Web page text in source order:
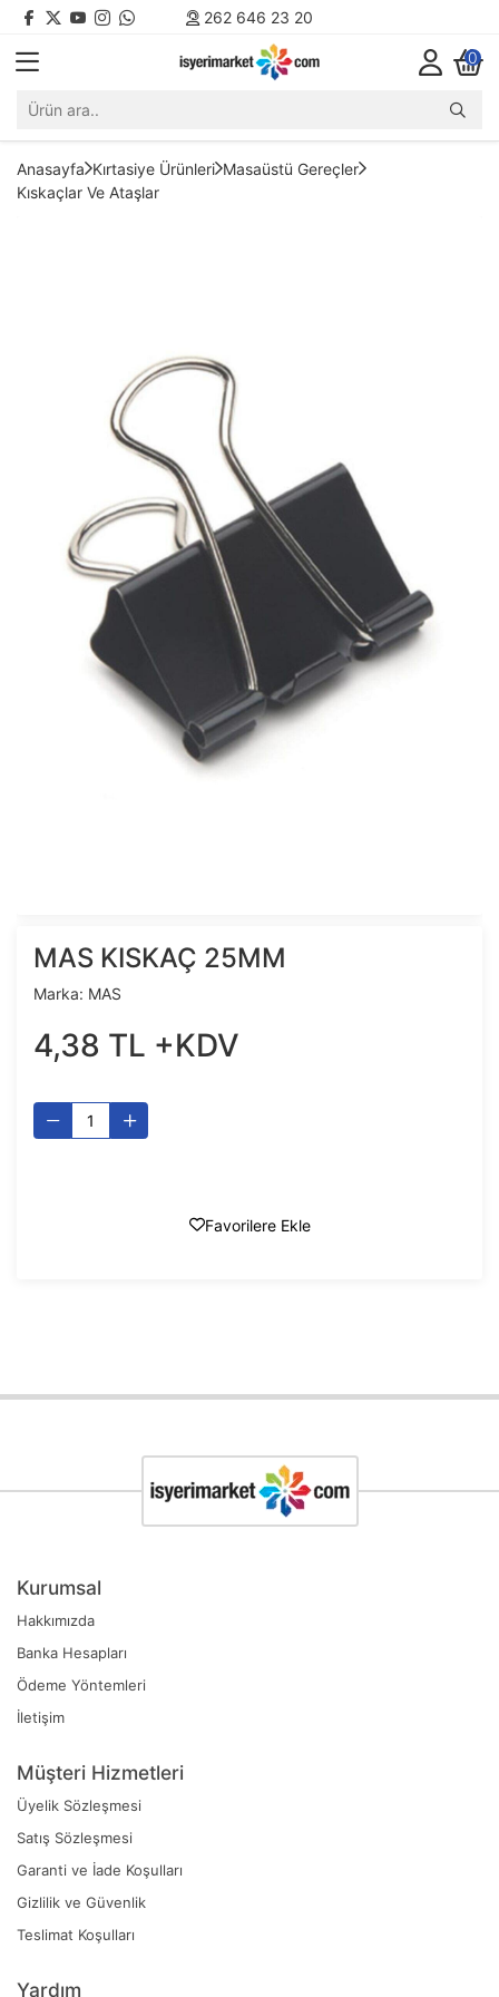
262 646 23 20
0
Anasayfa Kırtasiye Ürünleri Masaüstü Gereçler
Kıskaçlar Ve Ataşlar
MAS KISKAÇ 25MM
Marka: MAS
4,38 TL +KDV
Favorilere Ekle
Kurumsal
Hakkımızda
Banka Hesapları
Ödeme Yöntemleri
İletişim
Müşteri Hizmetleri
Üyelik Sözleşmesi
Satış Sözleşmesi
Garanti ve İade Koşulları
Gizlilik ve Güvenlik
Teslimat Koşulları
Yardım